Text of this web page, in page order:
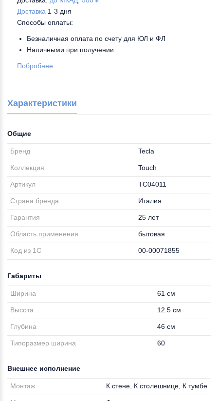
Доставка 1-3 дня
Способы оплаты:
Безналичная оплата по счету для ЮЛ и ФЛ
Наличными при получении
Побробнее
Характеристики
Общие
Бренд Tecla
Коллекция Touch
Артикул TC04011
Страна бренда Италия
Гарантия 25 лет
Область применения бытовая
Код из 1С 00-00071855
Габариты
Ширина 61 см
Высота 12.5 см
Глубина 46 см
Типоразмер ширина 60
Внешнее исполнение
Монтаж К стене, К столешнице, К тумбе